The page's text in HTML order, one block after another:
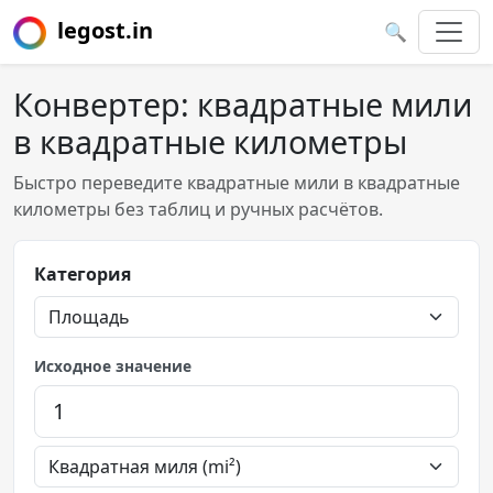
legost.in 🔍
Конвертер: квадратные мили
в квадратные километры
Быстро переведите квадратные мили в квадратные
километры без таблиц и ручных расчётов.
Категория
Исходное значение